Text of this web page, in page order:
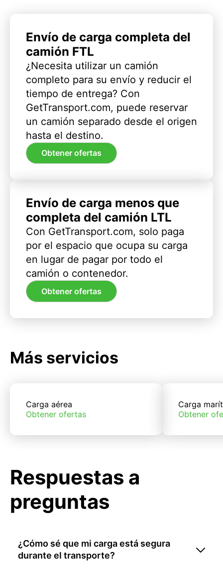
Envío de carga completa del
camión FTL
¿Necesita utilizar un camión
completo para su envío y reducir el
tiempo de entrega? Con
GetTransport.com, puede reservar
un camión separado desde el origen
hasta el destino.
Obtener ofertas
Envío de carga menos que
completa del camión LTL
Con GetTransport.com, solo paga
por el espacio que ocupa su carga
en lugar de pagar por todo el
camión o contenedor.
Obtener ofertas
Más servicios
Carga aérea
Obtener ofertas
Carga
Obtener
Respuestas a
preguntas
¿Cómo sé que mi carga está segura
durante el transporte?